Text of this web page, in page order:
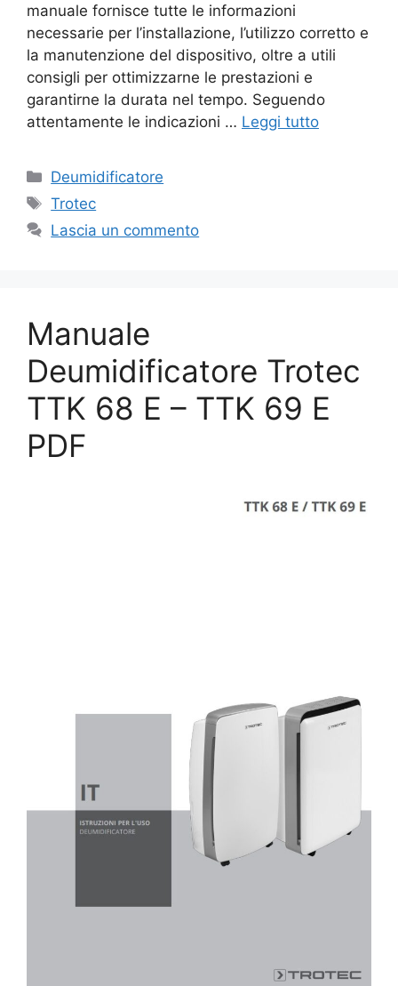
manuale fornisce tutte le informazioni
necessarie per l’installazione, l’utilizzo corretto e
la manutenzione del dispositivo, oltre a utili
consigli per ottimizzarne le prestazioni e
garantirne la durata nel tempo. Seguendo
attentamente le indicazioni … Leggi tutto
Categorie
Deumidificatore
Tag
Trotec
Lascia un commento
Manuale
Deumidificatore Trotec
TTK 68 E – TTK 69 E
PDF